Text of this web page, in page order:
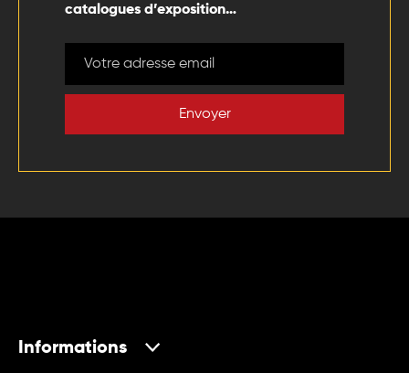
catalogues d’exposition…
Envoyer
Informations